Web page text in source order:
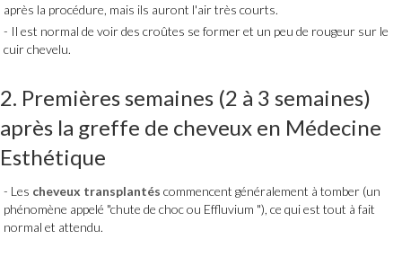
après la procédure, mais ils auront l'air très courts.
Il est normal de voir des croûtes se former et un peu de rougeur sur le
cuir chevelu.
2. Premières semaines (2 à 3 semaines)
après la greffe de cheveux en Médecine
Esthétique
Les cheveux transplantés commencent généralement à tomber (un
phénomène appelé "chute de choc ou Effluvium "), ce qui est tout à fait
normal et attendu.